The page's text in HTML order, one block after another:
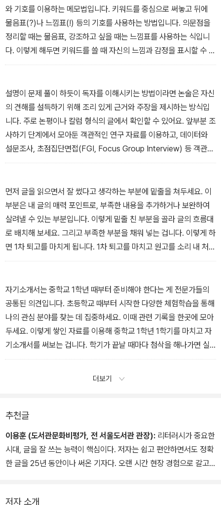
점이다. 저자는 이와 관련한 약 40여 개의 잘못된 예문을 제공하고,
틀린 부분을 짚어주며 명쾌하게 해설한다. 더 나아가 수정 답안을 제
시하며 청소년 독자에게 올바른 글쓰기 모델을 내세워 보인다.
지를 수 있습니다. 디지털 시대일수록 글쓰기를 멈춰서는 안 됩니다.
스스로 생각하고 그 생각을 압축해서 표현하는 글쓰기는 지금부터 길
러야 할 능력이자 기술입니다.
― <1-6 디지털미디어 그리고 글쓰기> 중에서
와 기호를 이용하는 메모법입니다. 키워드를 중심으로 써놓고 뒤에
물음표(?)나 느낌표(!) 등의 기호를 사용하는 방법입니다. 의문점을
정리할 때는 물음표, 강조하고 싶을 때는 느낌표를 사용하는 식입니
다. 이렇게 해두면 키워드를 쓸 때 자신의 느낌과 감정을 표시할 수 있
답니다. 앞 글자만 따서 간략하게 메모할 수도 있습니다. 영어의 경우
때에는 주로 명사와 숫자 중심으로 기록하는 습관이 중요합니다. 그
리고 논쟁이 벌어진 상황에서는 찬반 의견을 중심으로 기록해 두어야
합니다.
― <2-6 글쓰기 전 준비운동> 중에서
설명이 문제 풀이 하듯이 독자를 이해시키는 방법이라면 논술은 자신
의 견해를 설득하기 위해 조리 있게 근거와 주장을 제시하는 방식입
니다. 주로 논평이나 칼럼 형식의 글에서 확인할 수 있어요. 앞부분 조
사하기 단계에서 모아둔 객관적인 연구 자료를 이용하고, 데이터와
설문조사, 초점집단면접(FGI, Focus Group Interview) 등 객관적
인 조사 분석을 거치면서 논증의 결론에 이르게 됩니다. 논증하기 방
수 있습니다. 이를 통해 논리의 신뢰도와 타당성을 얻게 됩니다.
― <3-6 전개하기> 중에서
먼저 글을 읽으면서 잘 썼다고 생각하는 부분에 밑줄을 쳐두세요. 이
부분은 내 글의 매력 포인트로, 부족한 내용을 추가하거나 보완하여
살려낼 수 있는 부분입니다. 이렇게 밑줄 친 부분을 골라 글의 흐름대
로 배치해 보세요. 그리고 부족한 부분을 채워 넣는 겁니다. 이렇게 하
면 1차 퇴고를 마치게 됩니다. 1차 퇴고를 마치고 원고를 소리 내 처음
부터 읽어보세요. 읽으면서 이상하다고 느끼는 부분이 있다면 다른
부분이나 어색한 표현 등을 잡아낼 수 있습니다. 심지어 문법 오류나
비문도 잡아내는 놀라운 경험을 하게 됩니다.
― <3-7 퇴고하기> 중에서
자기소개서는 중학교 1학년 때부터 준비해야 한다는 게 전문가들의
공통된 의견입니다. 초등학교 때부터 시작한 다양한 체험학습을 통해
나의 관심 분야를 찾는 데 집중하세요. 이때 관련 기록을 한곳에 모아
두세요. 이렇게 쌓인 자료를 이용해 중학교 1학년 1학기를 마치고 자
기소개서를 써보는 겁니다. 학기가 끝날 때마다 첨삭을 해나가면 실
제로 자기소개서를 써야 할 긴박한 상황이 닥쳐온다고 해도 일주일이
더보기
추천글
이용훈 (도서관문화비평가, 전 서울도서관 관장): 리터러시가 중요한
시대, 글을 잘 쓰는 능력이 핵심이다. 저자는 쉽고 편안하면서도 정확
한 글을 25년 동안이나 써온 기자다. 오랜 시간 현장 경험으로 갈고
저자 소개